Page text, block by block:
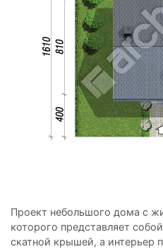
Проект небольшого дома с
которого представляет
скатной крышей, а интерьер